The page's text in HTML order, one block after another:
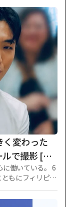
ニュースに「24
」と明らかにし
オクスンが出演
」と「私はソ
「ジジゴ炒め旅
てオクスンは5
れていない出演
料が入ってくる
た。 放送業界
で、そのまま見
」と主張した。
外電話が来
出演料が入って
と思った。 出演
く変わった
で撮影 [ス
働いている。 6
もにフィリピン
に来たファン